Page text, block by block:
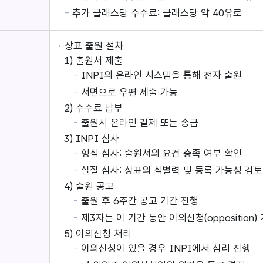
추가 클래스당 수수료: 클래스당 약 40유로
상표 출원 절차
1) 출원서 제출
INPI의 온라인 시스템을 통해 전자 출원
서면으로 우편 제출 가능
2) 수수료 납부
출원시 온라인 결제 또는 송금
3) INPI 심사
형식 심사: 출원서의 요건 충족 여부 확인
실질 심사: 상표의 식별력 및 등록 가능성 검토
4) 출원 공고
출원 후 6주간 공고 기간 진행
제3자는 이 기간 동안 이의신청(opposition)
5) 이의신청 처리
이의신청이 있을 경우 INPI에서 심리 진행